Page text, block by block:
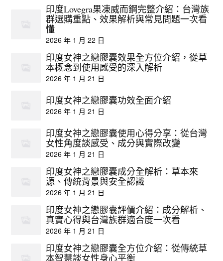
印度Lovegra果凍威而鋼完整介紹：台灣族
群選購重點、效果解析與常見問題一次看
懂
2026 年 1 月 22 日
印度女神之戀膠囊效果全方位介紹，從草
本概念到使用感受的深入解析
2026 年 1 月 21 日
印度女神之戀膠囊功效全面介紹
2026 年 1 月 21 日
印度女神之戀膠囊使用心得分享：從台灣
女性角度談感受、成分與實際改變
2026 年 1 月 21 日
印度女神之戀膠囊成分全解析：草本來
源、傳統背景與安全認識
2026 年 1 月 21 日
印度女神之戀膠囊評價介紹：成分解析、
真實心得與台灣族群適合度一次看
2026 年 1 月 21 日
印度女神之戀膠囊全方位介紹：從傳統草
本智慧談女性身心平衡